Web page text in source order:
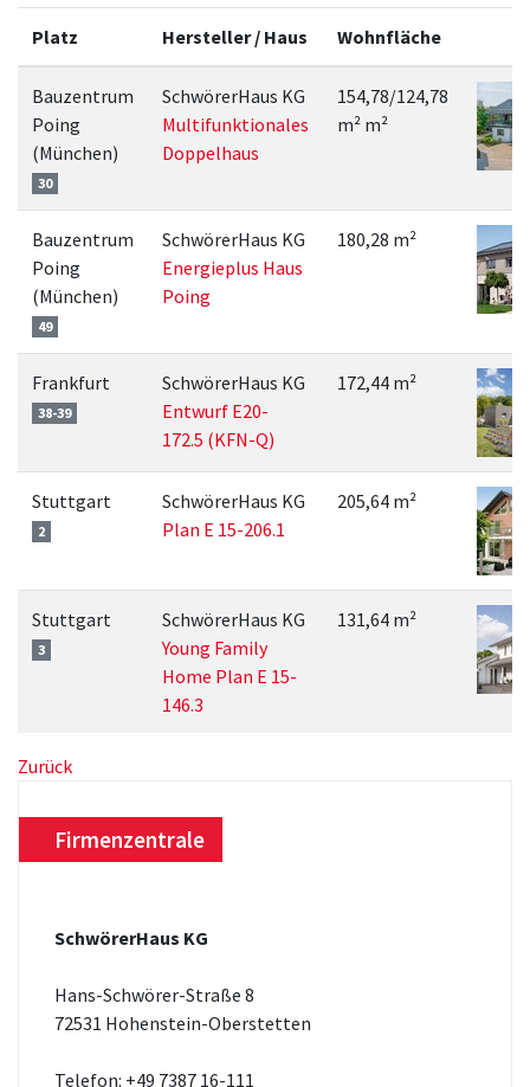
Platz Hersteller / Haus Wohnfläche
Bauzentrum
Poing
(München)
30
SchwörerHaus KG
Multifunktionales
Doppelhaus
154,78/124,78
m² m²
Bauzentrum
Poing
(München)
49
SchwörerHaus KG
Energieplus Haus
Poing
180,28 m²
Frankfurt
38-39
SchwörerHaus KG
Entwurf E20-
172.5 (KFN-Q)
172,44 m²
Stuttgart
2
SchwörerHaus KG
Plan E 15-206.1
205,64 m²
Stuttgart
3
SchwörerHaus KG
Young Family
Home Plan E 15-
146.3
131,64 m²
Zurück
Firmenzentrale
SchwörerHaus KG
Hans-Schwörer-Straße 8
72531 Hohenstein-Oberstetten
Telefon: +49 7387 16-111